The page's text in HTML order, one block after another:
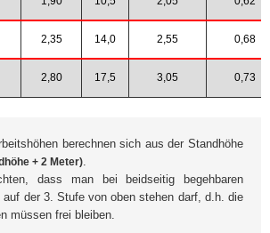
2,35 14,0 2,55 0,68
2,80 17,5 3,05 0,73
berechnen sich aus der Standhöhe
+ 2 Meter)
dass man bei beidseitig begehbaren
der 3. Stufe von oben stehen darf, d.h. die
müssen frei bleiben.